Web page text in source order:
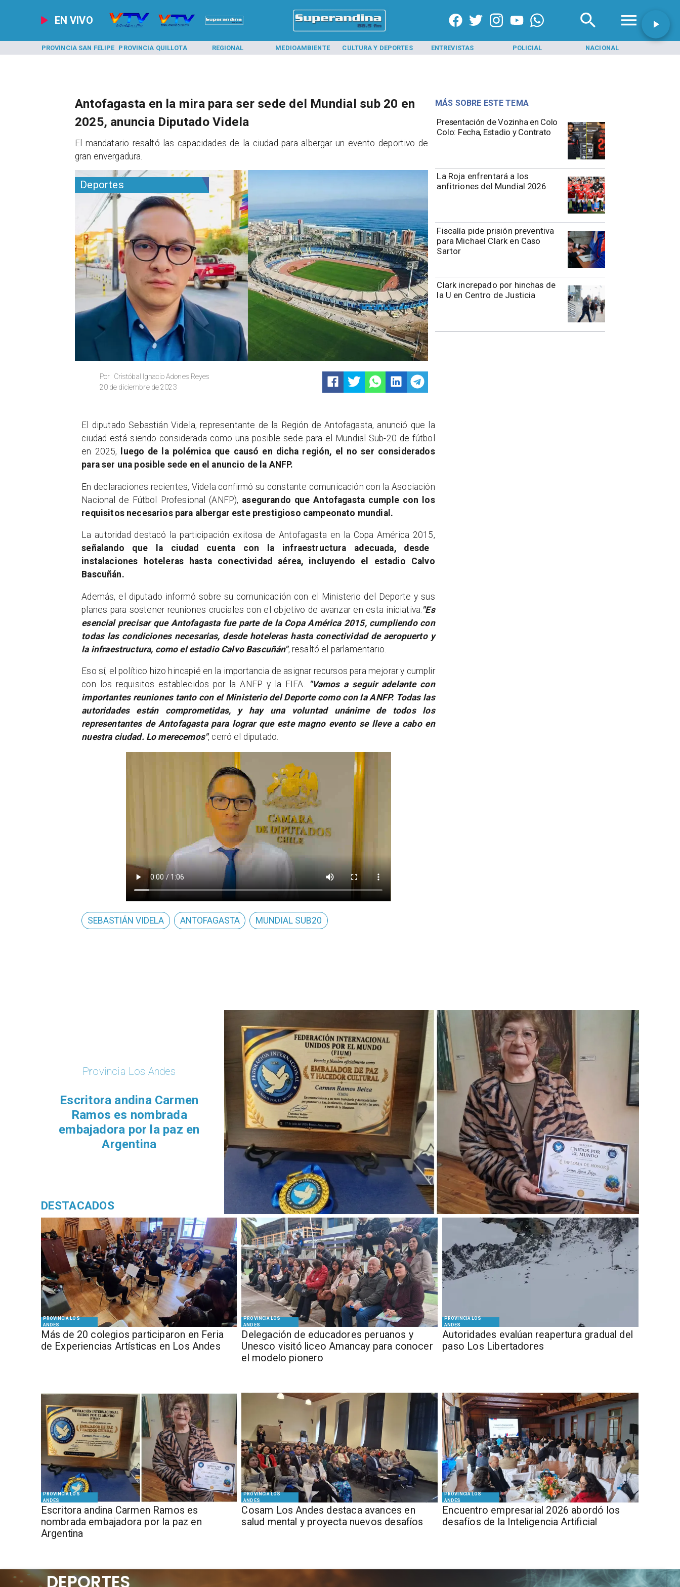
EN VIVO
PROVINCIA SAN FELIPE PROVINCIA QUILLOTA REGIONAL MEDIOAMBIENTE CULTURA Y DEPORTES ENTREVISTAS POLICIAL NACIONAL
Deportes
Cristóbal Ignacio Adones Reyes
Por
20 de diciembre de 2023
Presentación de Vozinha en Colo
Colo: Fecha, Estadio y Contrato
La Roja enfrentará a los
anfitriones del Mundial 2026
Fiscalía pide prisión preventiva
para Michael Clark en Caso
Sartor
Clark increpado por hinchas de
la U en Centro de Justicia
MÁS SOBRE ESTE TEMA
Antofagasta en la mira para ser sede del Mundial sub 20 en
2025, anuncia Diputado Videla
El mandatario resaltó las capacidades de la ciudad para albergar un evento deportivo de
gran envergadura.
​El diputado Sebastián Videla, representante de la Región de Antofagasta, anunció que la
ciudad está siendo considerada como una posible sede para el Mundial Sub-20 de fútbol
en 2025,
luego de la polémica que causó en dicha región, el no ser considerados
para ser una posible sede en el anuncio de la ANFP.
En declaraciones recientes, Videla confirmó su constante comunicación con la Asociación
Nacional de Fútbol Profesional (ANFP), asegurando que Antofagasta cumple con los
requisitos necesarios para albergar este prestigioso campeonato mundial.
La autoridad destacó la participación exitosa de Antofagasta en la Copa América 2015,
señalando que la ciudad cuenta con la infraestructura adecuada, desde
instalaciones hoteleras hasta conectividad aérea, incluyendo el estadio Calvo
Bascuñán.
Además, el diputado informó sobre su comunicación con el Ministerio del Deporte y sus
planes para sostener reuniones cruciales con el objetivo de avanzar en esta iniciativa. "Es
esencial precisar que Antofagasta fue parte de la Copa América 2015, cumpliendo con
todas las condiciones necesarias, desde hoteleras hasta conectividad de aeropuerto y
la infraestructura, como el estadio Calvo Bascuñán", resaltó el parlamentario.
Eso sí, el político hizo hincapié en la importancia de asignar recursos para mejorar y cumplir
con los requisitos establecidos por la ANFP y la FIFA.
"Vamos a seguir adelante con
importantes reuniones tanto con el Ministerio del Deporte como con la ANFP. Todas las
autoridades están comprometidas, y hay una voluntad unánime de todos los
representantes de Antofagasta para lograr que este magno evento se lleve a cabo en
nuestra ciudad. Lo merecemos", cerró el diputado.
SEBASTIÁN VIDELA ANTOFAGASTA MUNDIAL SUB20
PROVINCIA LOS
ANDES
Más de 20 colegios participaron en Feria
de Experiencias Artísticas en Los Andes
PROVINCIA LOS
ANDES
Delegación de educadores peruanos y
Unesco visitó liceo Amancay para conocer
el modelo pionero
PROVINCIA LOS
ANDES
​​Autoridades evalúan reapertura gradual del
paso Los Libertadores
PROVINCIA LOS
ANDES
Escritora andina Carmen Ramos es
nombrada embajadora por la paz en
Argentina
PROVINCIA LOS
ANDES
Cosam Los Andes destaca avances en
salud mental y proyecta nuevos desafíos
PROVINCIA LOS
ANDES
Encuentro empresarial 2026 abordó los
desafíos de la Inteligencia Artificial
Provincia Los Andes
Escritora andina Carmen
Ramos es nombrada
embajadora por la paz en
Argentina
DESTACADOS
DEPORTES